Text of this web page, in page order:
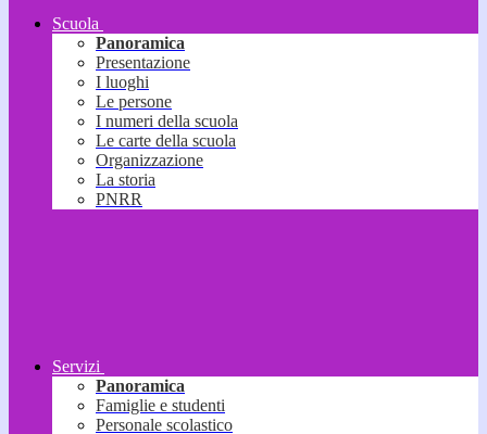
Scuola
Panoramica
Presentazione
I luoghi
Le persone
I numeri della scuola
Le carte della scuola
Organizzazione
La storia
PNRR
Servizi
Panoramica
Famiglie e studenti
Personale scolastico